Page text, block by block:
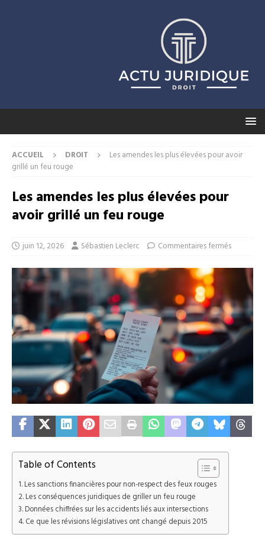
ACCUEIL DROIT
Les amendes les plus élevées pour avoir
grillé un feu rouge
Les amendes les plus élevées pour
avoir grillé un feu rouge
juin 12, 2026 Sébastien Leclerc Commentaires fermés
Table of Contents
Les sanctions financières pour non-respect des feux rouges
Les conséquences juridiques de griller un feu rouge
Données chiffrées sur les accidents liés aux intersections
Ce que les révisions législatives ont changé depuis 2015